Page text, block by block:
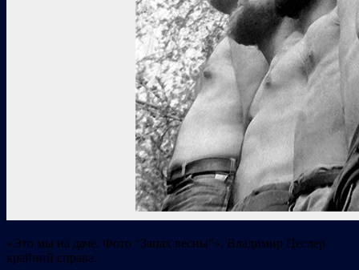
«Это мы на даче. Фото “Запах весны”». Владимир Цеслер
крайний справа.